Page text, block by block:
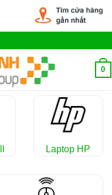
0
Laptop HP